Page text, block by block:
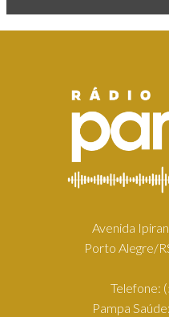
Avenida
Porto Alegre/
Telefone:
Pampa Saúde: